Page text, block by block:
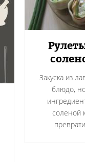
Закуска из
блюдо,
соленой